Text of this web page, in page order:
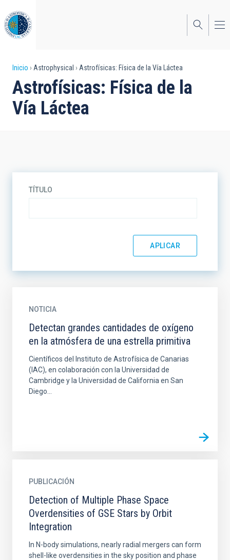
al
contenido
principal
Sobrescribir
enlaces
de
Inicio Astrophysical Astrofísicas: Física de la Vía Láctea
Astrofísicas: Física de la
Vía Láctea
TÍTULO
NOTICIA
Detectan grandes cantidades de oxígeno
en la atmósfera de una estrella primitiva
Científicos del Instituto de Astrofísica de Canarias
(IAC), en colaboración con la Universidad de
Cambridge y la Universidad de California en San
Diego...
PUBLICACIÓN
Detection of Multiple Phase Space
Overdensities of GSE Stars by Orbit
Integration
In N-body simulations, nearly radial mergers can form
shell-like overdensities in the sky position and phase